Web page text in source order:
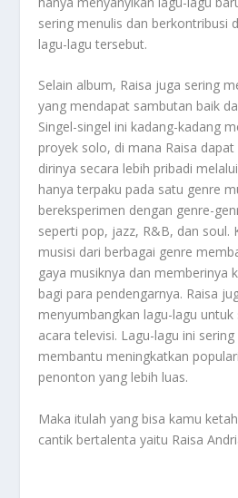
sering menulis dan berkontribusi
lagu-lagu tersebut.
Selain album, Raisa juga sering
yang mendapat sambutan baik
Singel-singel ini kadang-kadang
proyek solo, di mana Raisa
dirinya secara lebih pribadi
hanya terpaku pada satu genre
bereksperimen dengan genre-
seperti pop, jazz, R&B, dan soul.
musisi dari berbagai genre
gaya musiknya dan memberinya
bagi para pendengarnya. Raisa
menyumbangkan lagu-lagu
acara televisi. Lagu-lagu ini
membantu meningkatkan
penonton yang lebih luas.
Maka itulah yang bisa kamu
cantik bertalenta yaitu Raisa